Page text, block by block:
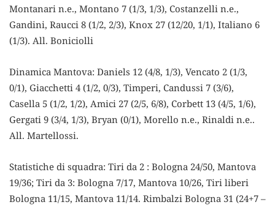
Montanari n.e., Montano 7 (1/3, 1/3), Costanzelli n.e.,
Gandini, Raucci 8 (1/2, 2/3), Knox 27 (12/20, 1/1), Italiano 6
(1/3). All. Boniciolli
Dinamica Mantova: Daniels 12 (4/8, 1/3), Vencato 2 (1/3,
0/1), Giacchetti 4 (1/2, 0/3), Timperi, Candussi 7 (3/6),
Casella 5 (1/2, 1/2), Amici 27 (2/5, 6/8), Corbett 13 (4/5, 1/6),
Gergati 9 (3/4, 1/3), Bryan (0/1), Morello n.e., Rinaldi n.e..
All. Martellossi.
Statistiche di squadra: Tiri da 2 : Bologna 24/50, Mantova
19/36; Tiri da 3: Bologna 7/17, Mantova 10/26, Tiri liberi
Bologna 11/15, Mantova 11/14. Rimbalzi Bologna 31 (24+7 –